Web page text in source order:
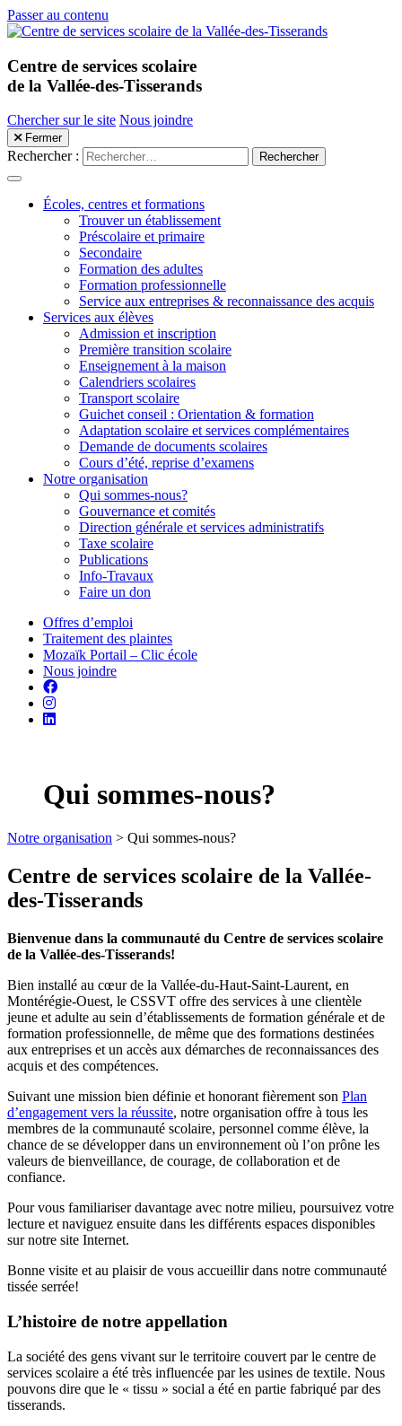
Passer au contenu
Centre de services scolaire
de la Vallée-des-Tisserands
Chercher sur le site Nous joindre
Fermer
Rechercher :
Menu mobile
Écoles, centres et formations
Trouver un établissement
Préscolaire et primaire
Secondaire
Formation des adultes
Formation professionnelle
Service aux entreprises & reconnaissance des acquis
Services aux élèves
Admission et inscription
Première transition scolaire
Enseignement à la maison
Calendriers scolaires
Transport scolaire
Guichet conseil : Orientation & formation
Adaptation scolaire et services complémentaires
Demande de documents scolaires
Cours d’été, reprise d’examens
Notre organisation
Qui sommes-nous?
Gouvernance et comités
Direction générale et services administratifs
Taxe scolaire
Publications
Info-Travaux
Faire un don
Offres d’emploi
Traitement des plaintes
Mozaïk Portail – Clic école
Nous joindre
Qui sommes-nous?
Notre organisation > Qui sommes-nous?
Centre de services scolaire de la Vallée-
des-Tisserands
Bienvenue dans la communauté du Centre de services scolaire
de la Vallée-des-Tisserands!
Bien installé au cœur de la Vallée-du-Haut-Saint-Laurent, en
Montérégie-Ouest, le CSSVT offre des services à une clientèle
jeune et adulte au sein d’établissements de formation générale et de
formation professionnelle, de même que des formations destinées
aux entreprises et un accès aux démarches de reconnaissances des
acquis et des compétences.
Suivant une mission bien définie et honorant fièrement son Plan
d’engagement vers la réussite, notre organisation offre à tous les
membres de la communauté scolaire, personnel comme élève, la
chance de se développer dans un environnement où l’on prône les
valeurs de bienveillance, de courage, de collaboration et de
confiance.
Pour vous familiariser davantage avec notre milieu, poursuivez votre
lecture et naviguez ensuite dans les différents espaces disponibles
sur notre site Internet.
Bonne visite et au plaisir de vous accueillir dans notre communauté
tissée serrée!
L’histoire de notre appellation
La société des gens vivant sur le territoire couvert par le centre de
services scolaire a été très influencée par les usines de textile. Nous
pouvons dire que le « tissu » social a été en partie fabriqué par des
tisserands.